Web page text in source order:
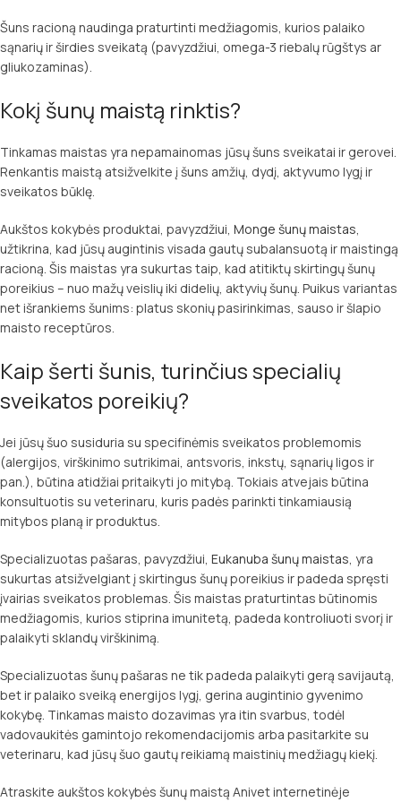
Šuns racioną naudinga praturtinti medžiagomis, kurios palaiko
sąnarių ir širdies sveikatą (pavyzdžiui, omega-3 riebalų rūgštys ar
gliukozaminas).
Kokį šunų maistą rinktis?
Tinkamas maistas yra nepamainomas jūsų šuns sveikatai ir gerovei.
Renkantis maistą atsižvelkite į šuns amžių, dydį, aktyvumo lygį ir
sveikatos būklę.
Aukštos kokybės produktai, pavyzdžiui, Monge šunų maistas,
užtikrina, kad jūsų augintinis visada gautų subalansuotą ir maistingą
racioną. Šis maistas yra sukurtas taip, kad atitiktų skirtingų šunų
poreikius – nuo mažų veislių iki didelių, aktyvių šunų. Puikus variantas
net išrankiems šunims: platus skonių pasirinkimas, sauso ir šlapio
maisto receptūros.
Kaip šerti šunis, turinčius specialių
sveikatos poreikių?
Jei jūsų šuo susiduria su specifinėmis sveikatos problemomis
(alergijos, virškinimo sutrikimai, antsvoris, inkstų, sąnarių ligos ir
pan.), būtina atidžiai pritaikyti jo mitybą. Tokiais atvejais būtina
konsultuotis su veterinaru, kuris padės parinkti tinkamiausią
mitybos planą ir produktus.
Specializuotas pašaras, pavyzdžiui, Eukanuba šunų maistas, yra
sukurtas atsižvelgiant į skirtingus šunų poreikius ir padeda spręsti
įvairias sveikatos problemas. Šis maistas praturtintas būtinomis
medžiagomis, kurios stiprina imunitetą, padeda kontroliuoti svorį ir
palaikyti sklandų virškinimą.
Specializuotas šunų pašaras ne tik padeda palaikyti gerą savijautą,
bet ir palaiko sveiką energijos lygį, gerina augintinio gyvenimo
kokybę. Tinkamas maisto dozavimas yra itin svarbus, todėl
vadovaukitės gamintojo rekomendacijomis arba pasitarkite su
veterinaru, kad jūsų šuo gautų reikiamą maistinių medžiagų kiekį.
Atraskite aukštos kokybės šunų maistą Anivet internetinėje